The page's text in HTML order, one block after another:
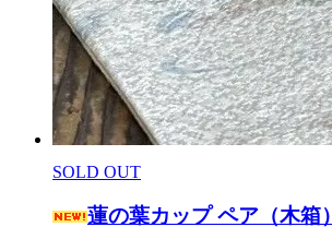
SOLD OUT
蓮の葉カップ ペア（木箱）